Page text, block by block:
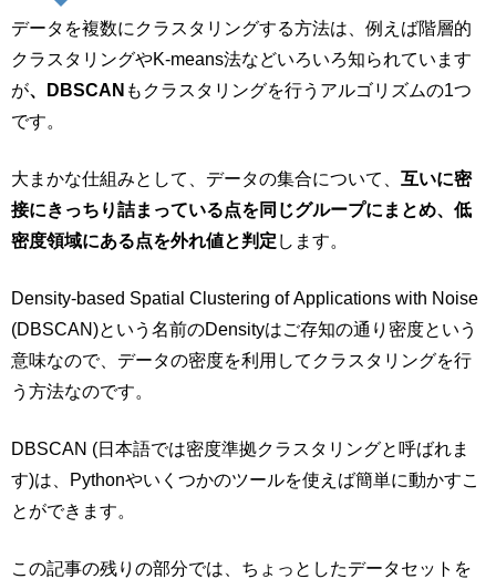
データを複数にクラスタリングする方法は、例えば階層的
クラスタリングやK-means法などいろいろ知られています
が、DBSCAN もクラスタリングを行うアルゴリズムの1つ
です。
大まかな仕組みとして、データの集合について、 互いに密
接にきっちり詰まっている点を同じグループにまとめ、低
密度領域にある点を外れ値と判定 します。
Density-based Spatial Clustering of Applications with Noise
(DBSCAN)という名前のDensityはご存知の通り密度という
意味なので、データの密度を利用してクラスタリングを行
う方法なのです。
DBSCAN (日本語では密度準拠クラスタリングと呼ばれま
す)は、Pythonやいくつかのツールを使えば簡単に動かすこ
とができます。
この記事の残りの部分では、ちょっとしたデータセットを